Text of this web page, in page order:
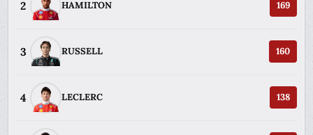
2 HAMILTON 169
3 RUSSELL 160
4 LECLERC 138